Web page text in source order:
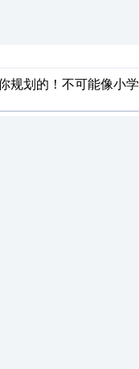
规划的！不可能像小